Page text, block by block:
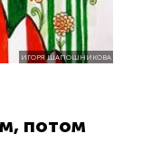
ИГОРЯ ШАПОШНИКОВА
потом